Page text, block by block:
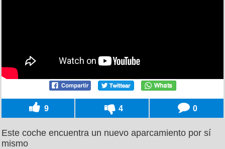
9 4 0
Este coche encuentra un nuevo aparcamiento por sí
mismo